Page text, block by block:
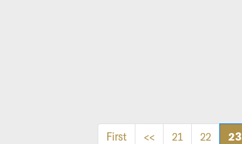
First << 21 22 23